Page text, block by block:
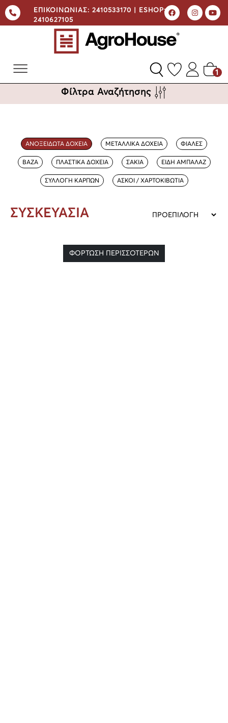
ΕΠΙΚΟΙΝΩΝΙΑΣ: 2410533170 | ESHOP:
2410627105
1
Φίλτρα Αναζήτησης
ΑΝΟΞΕΙΔΩΤΑ ΔΟΧΕΙΑ ΜΕΤΑΛΛΙΚΑ ΔΟΧΕΙΑ ΦΙΑΛΕΣ
ΒΑΖΑ ΠΛΑΣΤΙΚΑ ΔΟΧΕΙΑ ΣΑΚΙΑ ΕΙΔΗ ΑΜΠΑΛΑΖ
ΣΥΛΛΟΓΗ ΚΑΡΠΩΝ ΑΣΚΟΙ / ΧΑΡΤΟΚΙΒΩΤΙΑ
ΣΥΣΚΕΥΑΣΙΑ
ΦΟΡΤΩΣΗ ΠΕΡΙΣΣΟΤΕΡΩΝ